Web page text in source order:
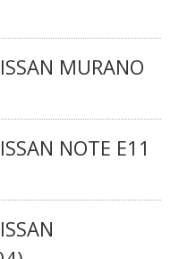
MURANO
NOTE E11